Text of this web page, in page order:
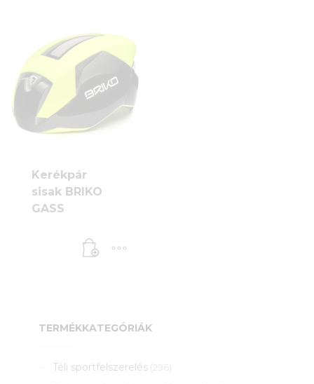
Kerékpár
sisak BRIKO
GASS
TERMÉKKATEGÓRIÁK
Téli sportfelszerelés (296)